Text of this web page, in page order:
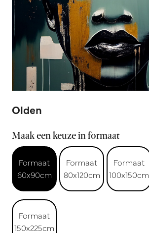
Olden
Maak een keuze in formaat
Formaat
60x90cm
Formaat
80x120cm
Formaat
100x150cm
Formaat
150x225cm